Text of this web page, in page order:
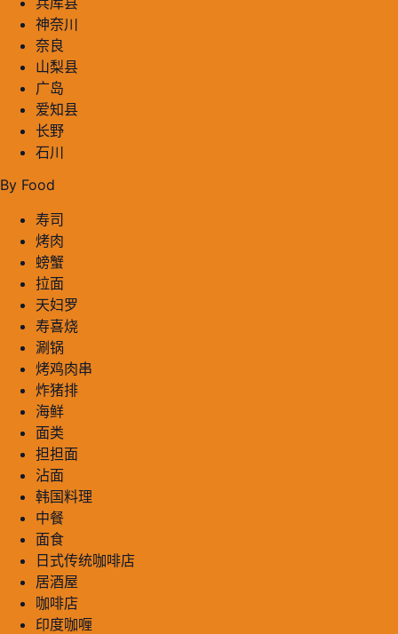
神奈川
奈良
山梨县
广岛
爱知县
长野
石川
By Food
寿司
烤肉
螃蟹
拉面
天妇罗
寿喜烧
涮锅
烤鸡肉串
炸猪排
海鲜
面类
担担面
沾面
韩国料理
中餐
面食
日式传统咖啡店
居酒屋
咖啡店
印度咖喱